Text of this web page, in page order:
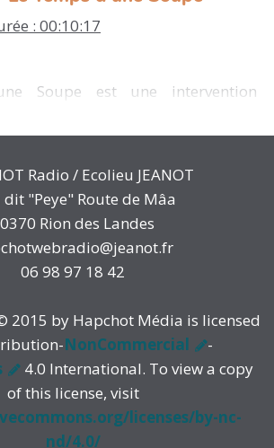
: 00:10:17
Soupe est une intervention
québécoise l'ATSA (quAnd
pour dynamiser la place publique
sa dimension citoyenne d'espace
hors des sentiers battus.
watch?
poétiques :
diaporama/
Radio / Ecolieu JEANOT
dit "Peye" Route de Mâa
Rion des Landes
06 98 97 18 42
2015 by Hapchot Média is licensed
NonCommercial
-
4.0 International. To view a copy
of this license, visit
licenses/by-nc-
nd/4.0/